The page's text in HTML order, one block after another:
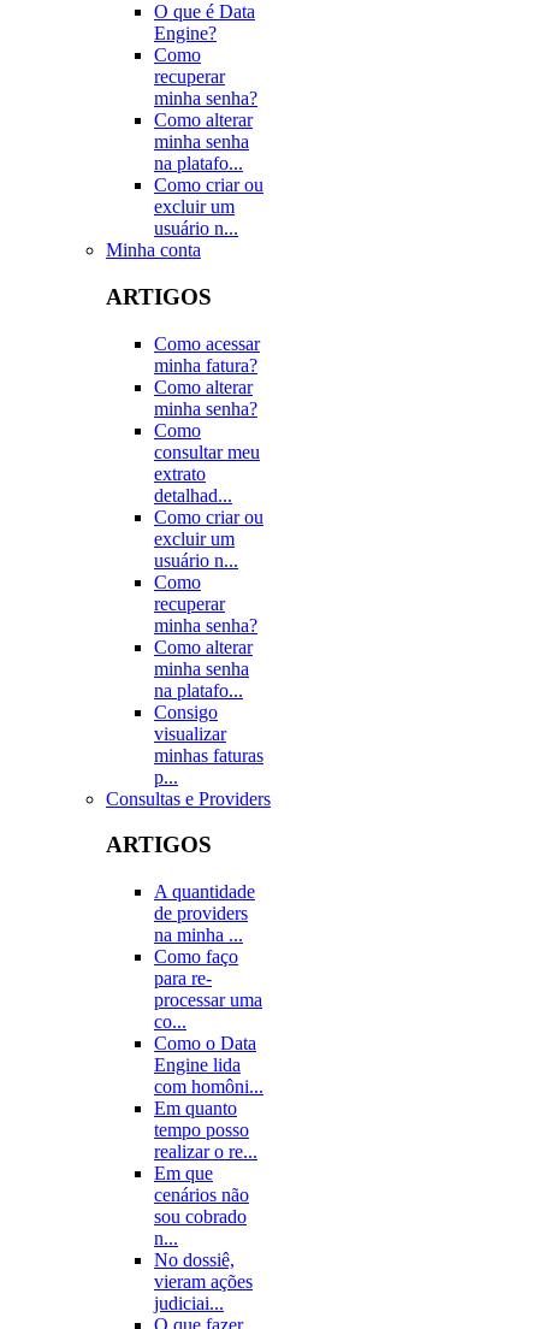
O que é Data
Engine?
Como
recuperar
minha senha?
Como alterar
minha senha
na platafo...
Como criar ou
excluir um
usuário n...
Minha conta
ARTIGOS
Como acessar
minha fatura?
Como alterar
minha senha?
Como
consultar meu
extrato
detalhad...
Como criar ou
excluir um
usuário n...
Como
recuperar
minha senha?
Como alterar
minha senha
na platafo...
Consigo
visualizar
minhas faturas
p...
Consultas e Providers
ARTIGOS
A quantidade
de providers
na minha ...
Como faço
para re-
processar uma
co...
Como o Data
Engine lida
com homôni...
Em quanto
tempo posso
realizar o re...
Em que
cenários não
sou cobrado
n...
No dossiê,
vieram ações
judiciai...